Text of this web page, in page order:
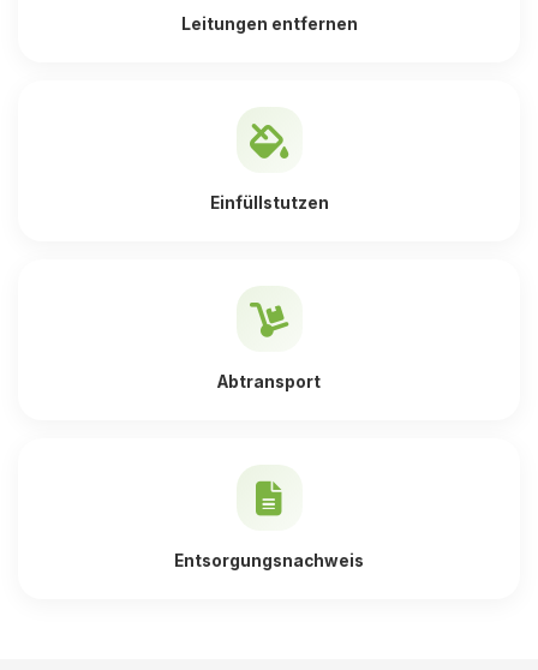
Leitungen entfernen
Einfüllstutzen
Abtransport
Entsorgungsnachweis